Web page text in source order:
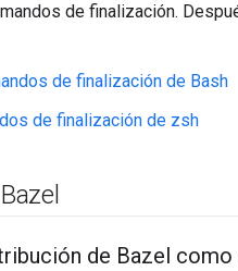
de finalización.
de finalización de Bash
de finalización de zsh
de Bazel